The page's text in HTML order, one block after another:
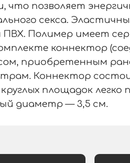
что позволяет
секса.
Полимер имеет
коннектор
приобретенным
Коннектор
площадок легко
диаметр — 3,5 см.